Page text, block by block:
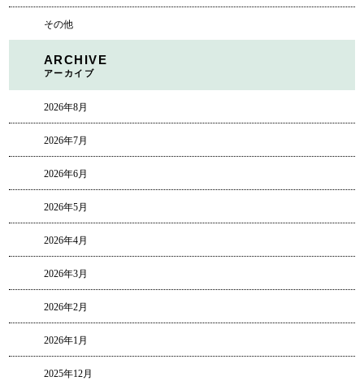
その他
ARCHIVE
アーカイブ
2026年8月
2026年7月
2026年6月
2026年5月
2026年4月
2026年3月
2026年2月
2026年1月
2025年12月